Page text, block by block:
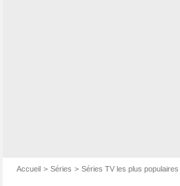
Accueil Séries Séries TV les plus populaires